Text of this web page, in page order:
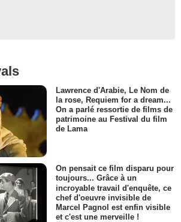
Lawrence d'Arabie, Le Nom de
la rose, Requiem for a dream...
On a parlé ressortie de films de
patrimoine au Festival du film
de Lama
On pensait ce film disparu pour
toujours... Grâce à un
incroyable travail d'enquête, ce
chef d'oeuvre invisible de
Marcel Pagnol est enfin visible
et c'est une merveille !